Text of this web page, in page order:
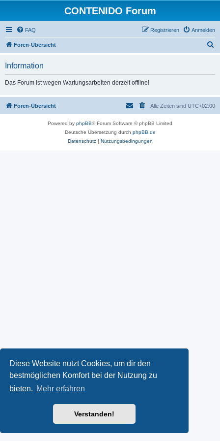
Diese Website nutzt Cookies, um dir den
bestmöglichen Komfort bei der Nutzung zu
bieten. Mehr erfahren
Verstanden!
CONTENIDO Forum
FAQ Anmelden
Registrieren
Foren-Übersicht
Information
Das Forum ist wegen Wartungsarbeiten derzeit offline!
Foren-Übersicht Alle Zeiten sind UTC+02:00
Powered by phpBB® Forum Software © phpBB Limited
Deutsche Übersetzung durch phpBB.de
Datenschutz| Nutzungsbedingungen